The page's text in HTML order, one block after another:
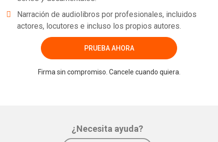
Narración de audiolibros por profesionales, incluidos
actores, locutores e incluso los propios autores.
PRUEBA AHORA
Firma sin compromiso. Cancele cuando quiera.
¿Necesita ayuda?